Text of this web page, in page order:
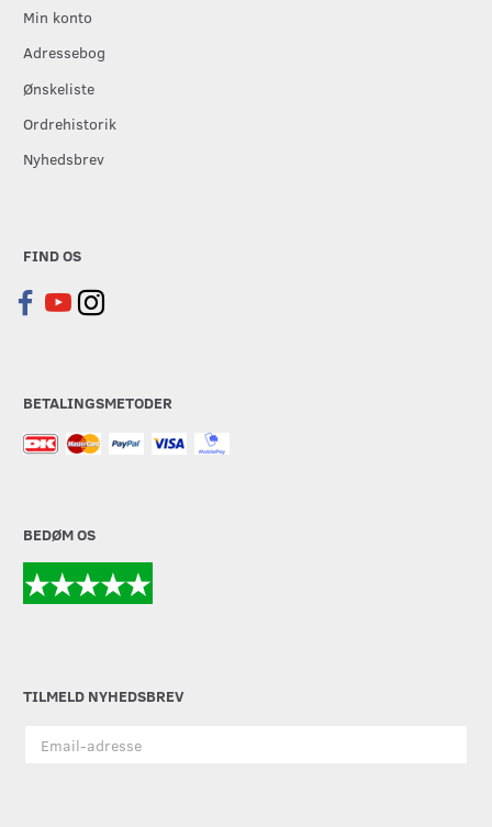
Min konto
Adressebog
Ønskeliste
Ordrehistorik
Nyhedsbrev
FIND OS
BETALINGSMETODER
BEDØM OS
TILMELD NYHEDSBREV
adresse